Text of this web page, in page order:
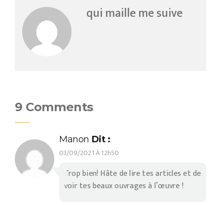
qui maille me suive
9 Comments
Manon Dit :
03/09/2021 À 12h50
Trop bien! Hâte de lire tes articles et de
voir tes beaux ouvrages à l’œuvre !